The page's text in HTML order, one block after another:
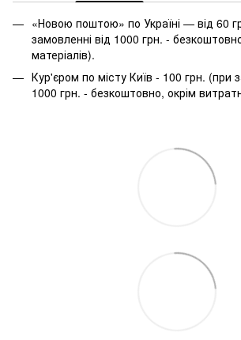
«Новою поштою» по Україні — від 60
замовленні від 1000 грн. -
матеріалів).
Кур'єром по місту Київ - 100 грн. (при
1000 грн. - безкоштовно, окрім